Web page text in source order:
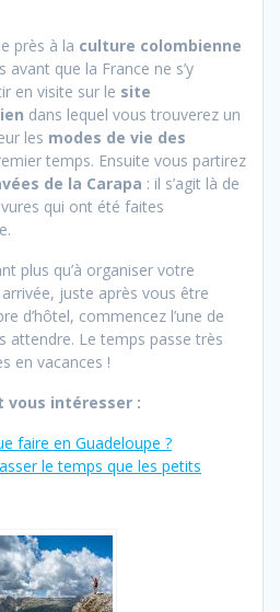
près à la culture colombienne
que la France ne s’y
en visite sur le site
dans lequel vous trouverez un
les modes de vie des
temps. Ensuite vous partirez
de la Carapa : il s’agit là de
qui ont été faites
plus qu’à organiser votre
juste après vous être
d’hôtel, commencez l’une de
attendre. Le temps passe très
en vacances !
vous intéresser :
faire en Guadeloupe ?
le temps que les petits